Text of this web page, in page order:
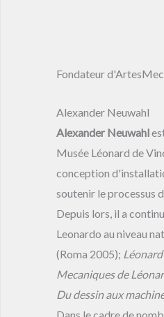
Fondateur
Alexander Neuwahl
Alexander Neuwahl
Musée Léonard de
conception
soutenir le processus
Depuis lors, il a
Leonardo au niveau
(Roma 2005);
Mecaniques de
Du dessin aux